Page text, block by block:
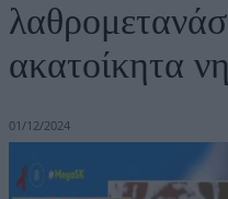
ακατοίκητα
01/12/2024